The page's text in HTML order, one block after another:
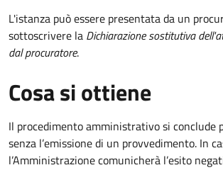
L'istanza può essere presentata da un
sottoscrivere la Dichiarazione sostitutiva
dal procuratore.
Cosa si ottiene
Il procedimento amministrativo si conclude
senza l’emissione di un provvedimento. In
l’Amministrazione comunicherà l’esito